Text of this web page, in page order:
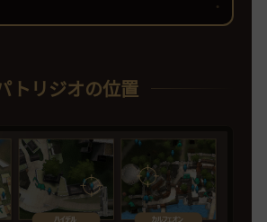
●
トリジオの位置